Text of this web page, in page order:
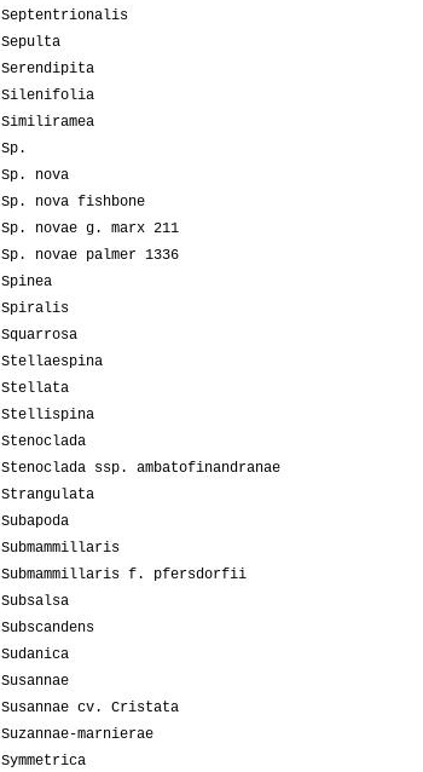
Septentrionalis
Sepulta
Serendipita
Silenifolia
Similiramea
Sp.
Sp. nova
Sp. nova fishbone
Sp. novae g. marx 211
Sp. novae palmer 1336
Spinea
Spiralis
Squarrosa
Stellaespina
Stellata
Stellispina
Stenoclada
Stenoclada ssp. ambatofinandranae
Strangulata
Subapoda
Submammillaris
Submammillaris f. pfersdorfii
Subsalsa
Subscandens
Sudanica
Susannae
Susannae cv. Cristata
Suzannae-marnierae
Symmetrica